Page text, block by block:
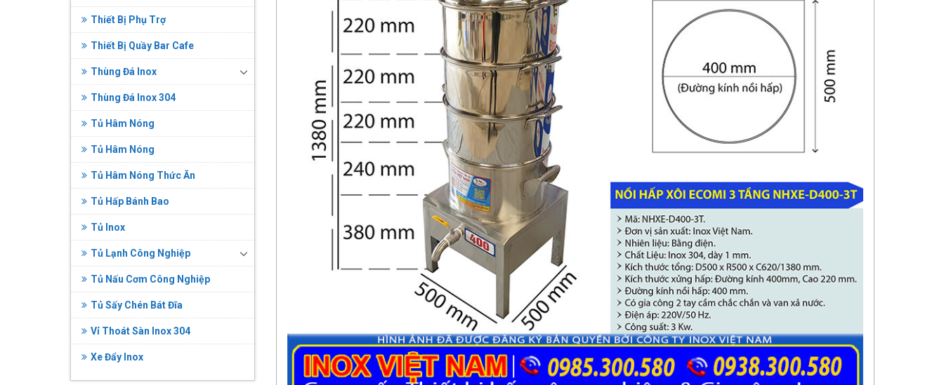
Thiết Bị Phụ Trợ
Thiết Bị Quầy Bar Cafe
Thùng Đá Inox
Thùng Đá Inox 304
Tủ Hâm Nóng
Tủ Hâm Nóng
Tủ Hâm Nóng Thức Ăn
Tủ Hấp Bánh Bao
Tủ Inox
Tủ Lạnh Công Nghiệp
Tủ Nấu Cơm Công Nghiệp
Tủ Sấy Chén Bát Đĩa
Vỉ Thoát Sàn Inox 304
Xe Đẩy Inox